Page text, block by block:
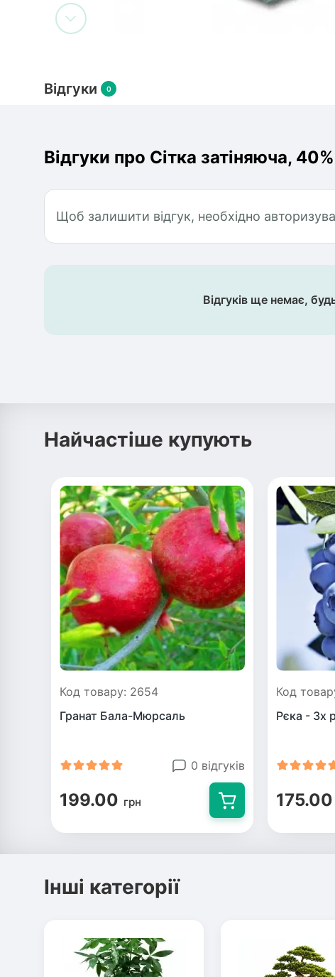
Відгуки 0
Відгуки про Сітка затіняюча,
Щоб залишити відгук, необхідно
Відгуків ще немає,
Найчастіше купують
Код товару: 2654
Гранат Бала-Мюрсаль
0 відгуків
199.00 грн
Код
Рєка - 3х
175.00
Інші категорії